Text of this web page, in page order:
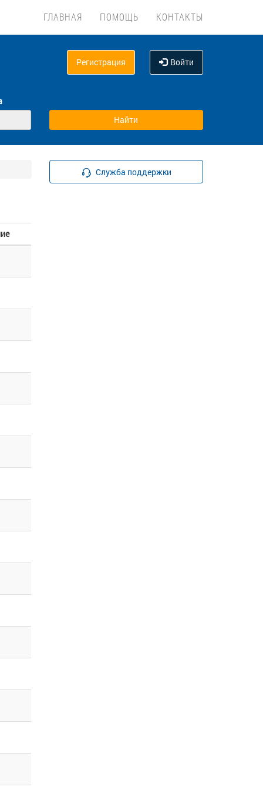
ГЛАВНАЯ ПОМОЩЬ КОНТАКТЫ
Регистрация Войти
Служба поддержки